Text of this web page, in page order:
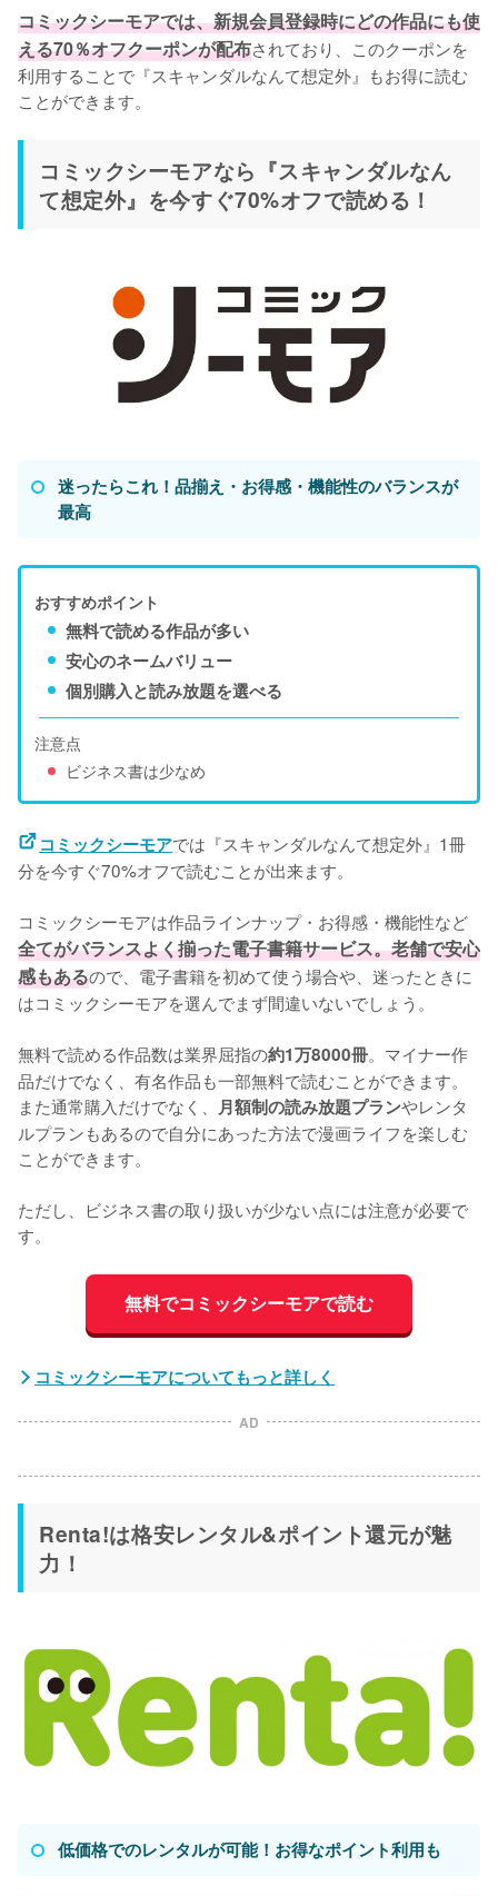
コミックシーモアでは、新規会員登録時にどの作品にも使
える70％オフクーポンが配布されており、このクーポンを
利用することで『スキャンダルなんて想定外』もお得に読む
ことができます。
コミックシーモアなら『スキャンダルなん
て想定外』を今すぐ70%オフで読める！
迷ったらこれ！品揃え・お得感・機能性のバランスが
最高
おすすめポイント
無料で読める作品が多い
安心のネームバリュー
個別購入と読み放題を選べる
注意点
ビジネス書は少なめ
コミックシーモアでは『スキャンダルなんて想定外』1冊
分を今すぐ70%オフで読むことが出来ます。
コミックシーモアは作品ラインナップ・お得感・機能性など
全てがバランスよく揃った電子書籍サービス。老舗で安心
感もあるので、電子書籍を初めて使う場合や、迷ったときに
はコミックシーモアを選んでまず間違いないでしょう。
無料で読める作品数は業界屈指の約1万8000冊。マイナー作
品だけでなく、有名作品も一部無料で読むことができます。
また通常購入だけでなく、 月額制の読み放題プランやレンタ
ルプランもあるので自分にあった方法で漫画ライフを楽しむ
ことができます。
ただし、ビジネス書の取り扱いが少ない点には注意が必要で
す。
無料でコミックシーモアで読む
コミックシーモアについてもっと詳しく
AD
Renta!は格安レンタル&ポイント還元が魅
力！
低価格でのレンタルが可能！お得なポイント利用も